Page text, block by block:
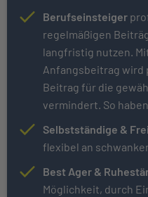
Berufseinsteiger
regelmäßigen
langfristig nutzen.
Anfangsbeitrag wird
Beitrag für die
vermindert. So
Selbstständige &
flexibel an
Best Ager &
Möglichkeit, durch